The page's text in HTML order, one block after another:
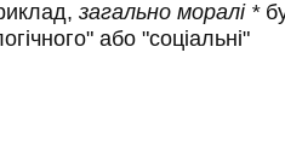
загально моралі *
або "соціальні"